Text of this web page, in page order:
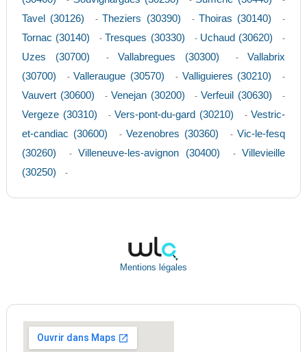
Tavel (30126) - Theziers (30390) - Thoiras (30140) -
Tornac (30140) - Tresques (30330) - Uchaud (30620) -
Uzes (30700) - Vallabregues (30300) - Vallabrix
(30700)
- Valleraugue (30570) - Valliguieres (30210) -
Vauvert (30600) - Venejan (30200) - Verfeuil (30630) -
Vergeze (30310) - Vers-pont-du-gard (30210) - Vestric-
et-candiac (30600)
- Vezenobres (30360) - Vic-le-fesq
(30260)
- Villeneuve-les-avignon (30400) - Villevieille
(30250)
-
Mentions légales